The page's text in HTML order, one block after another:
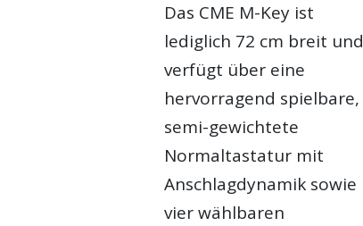
Das CME M-Key ist
lediglich 72 cm breit und
verfügt über eine
hervorragend spielbare,
semi-gewichtete
Normaltastatur mit
Anschlagdynamik sowie
vier wählbaren